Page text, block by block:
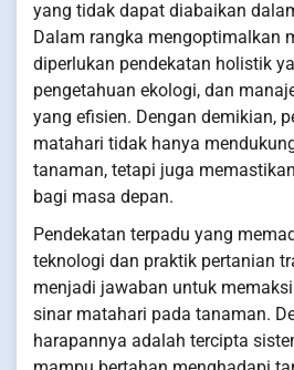
yang tidak dapat diabaikan
Dalam rangka mengoptimalkan
diperlukan pendekatan holistik
pengetahuan ekologi, dan
yang efisien. Dengan demikian,
matahari tidak hanya
tanaman, tetapi juga
bagi masa depan.
Pendekatan terpadu yang
teknologi dan praktik pertanian
menjadi jawaban untuk
sinar matahari pada tanaman.
harapannya adalah tercipta